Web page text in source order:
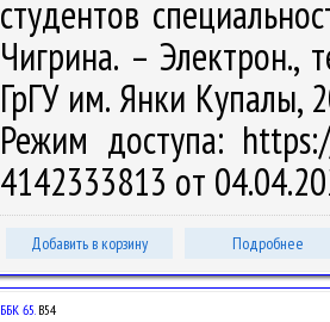
студентов
Чигрина. – Электрон.,
ГрГУ им. Янки Купалы,
Режим доступа:
4142333813 от
Добавить в корзину Подробнее
ББК 65.В54